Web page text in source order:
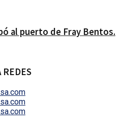
al puerto de Fray Bentos.
REDES